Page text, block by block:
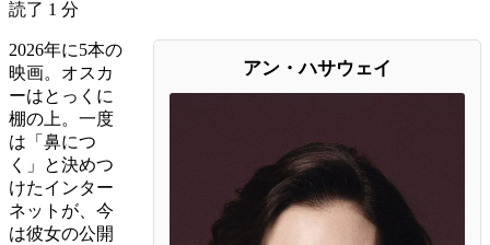
読了 1 分
アン・ハサウェイ
2026年に5本の
映画。オスカ
ーはとっくに
棚の上。一度
は「鼻につ
く」と決めつ
けたインター
ネットが、今
は彼女の公開